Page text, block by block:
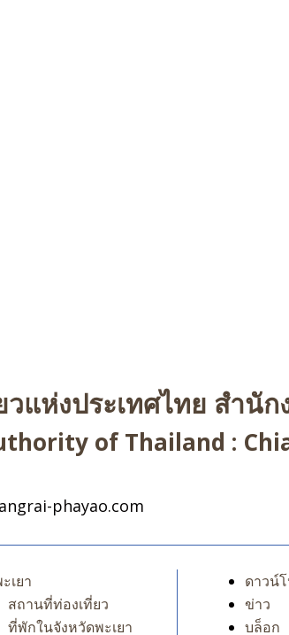
แห่งประเทศไทย สำนัก
of Thailand :
phayao.com
เยา
สถานที่ท่องเที่ยว
ที่พักในจังหวัดพะเยา
ดาวน์
ข่าว
บล็อก